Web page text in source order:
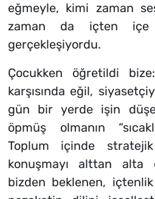
eğmeyle, kimi zaman
zaman da içten içe
gerçekleşiyordu.
Çocukken öğretildi
karşısında eğil,
gün bir yerde işin
öpmüş olmanın
Toplum içinde
konuşmayı alttan alta
bizden beklenen,